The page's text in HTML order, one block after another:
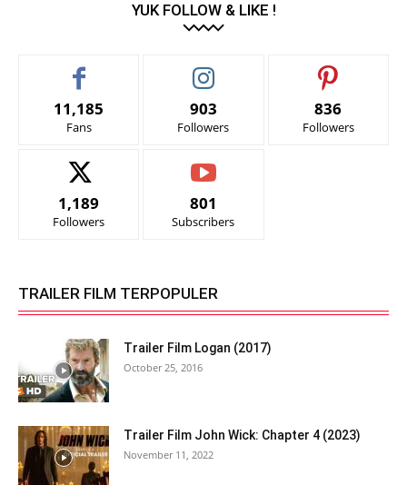
YUK FOLLOW & LIKE !
11,185
Fans
903
Followers
836
Followers
1,189
Followers
801
Subscribers
TRAILER FILM TERPOPULER
Trailer Film Logan (2017)
October 25, 2016
Trailer Film John Wick: Chapter 4 (2023)
November 11, 2022